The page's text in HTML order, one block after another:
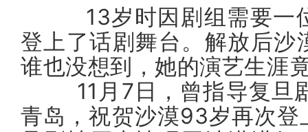
13岁时因剧组需要一位
登上了话剧舞台。解放后
谁也没想到，她的演艺生涯
11月7日，曾指导复旦剧
青岛，祝贺沙漠93岁再次